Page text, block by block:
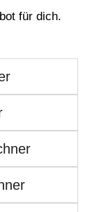
für dich.